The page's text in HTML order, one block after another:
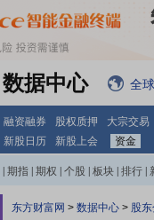
数据中心 全
融资融券 股权质押 大宗交易
新股日历 新股上会 资金
期指 期权 个股 板块 排行
东方财富网 > 数据中心 > 股